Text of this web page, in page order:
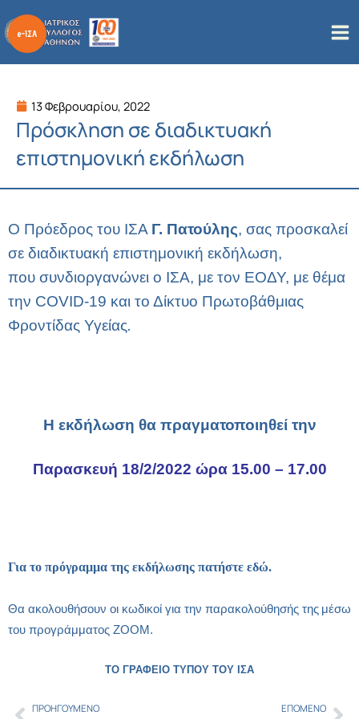
στο
περιεχόμενο
13 Φεβρουαρίου, 2022
Πρόσκληση σε διαδικτυακή
επιστημονική εκδήλωση
Ο Πρόεδρος του ΙΣΑ Γ. Πατούλης, σας προσκαλεί
σε διαδικτυακή επιστημονική εκδήλωση,
που συνδιοργανώνει ο ΙΣΑ, με τον ΕΟΔΥ, με θέμα
την COVID-19 και το Δίκτυο Πρωτοβάθμιας
Φροντίδας Υγείας.
Η εκδήλωση θα πραγματοποιηθεί την
Παρασκευή 18/2/2022 ώρα 15.00 – 17.00
Για το πρόγραμμα της εκδήλωσης πατήστε εδώ.
Θα ακολουθήσουν οι κωδικοί για την παρακολούθησής της μέσω
του προγράμματος ZOOM .
ΤΟ ΓΡΑΦΕΙΟ ΤΥΠΟΥ ΤΟΥ ΙΣΑ
ΠΡΟΗΓΟΎΜΕΝΟ ΕΠΌΜΕΝΟ